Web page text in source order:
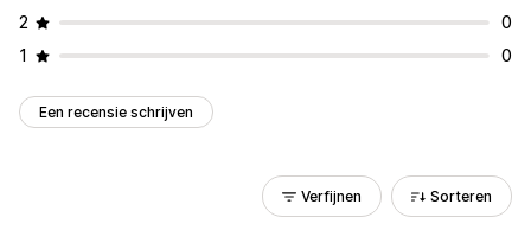
2
0
1
0
Een recensie schrijven
Verfijnen Sorteren